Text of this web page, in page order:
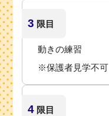
3 限目
動きの練習
※保護者見学不可
4 限目